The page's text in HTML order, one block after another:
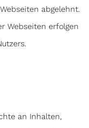
abgelehnt.
Webseiten erfolgen
an Inhalten,